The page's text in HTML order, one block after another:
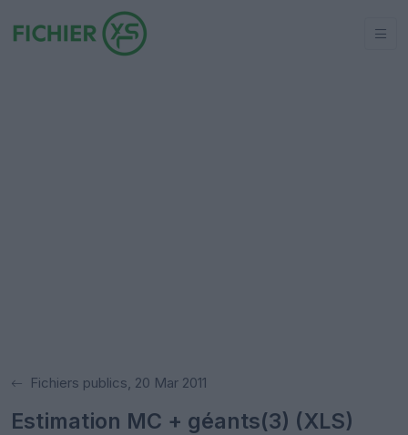
Fichiers publics, 20 Mar 2011
Estimation MC + géants(3) (XLS)